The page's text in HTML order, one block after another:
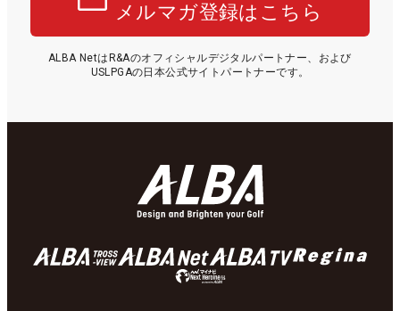
メルマガ登録はこちら
ALBA NetはR&Aのオフィシャルデジタルパートナー、および
USLPGAの日本公式サイトパートナーです。